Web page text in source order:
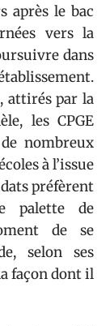
après le bac
vers la
dans
attirés par la
les CPGE
nombreux
à l’issue
préfèrent
palette de
de se
selon ses
façon dont il